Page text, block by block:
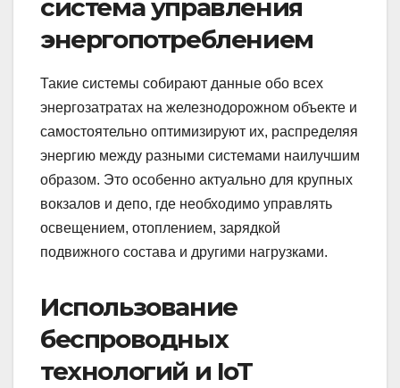
система управления
энергопотреблением
Такие системы собирают данные обо всех
энергозатратах на железнодорожном объекте и
самостоятельно оптимизируют их, распределяя
энергию между разными системами наилучшим
образом. Это особенно актуально для крупных
вокзалов и депо, где необходимо управлять
освещением, отоплением, зарядкой
подвижного состава и другими нагрузками.
Использование
беспроводных
технологий и IoT